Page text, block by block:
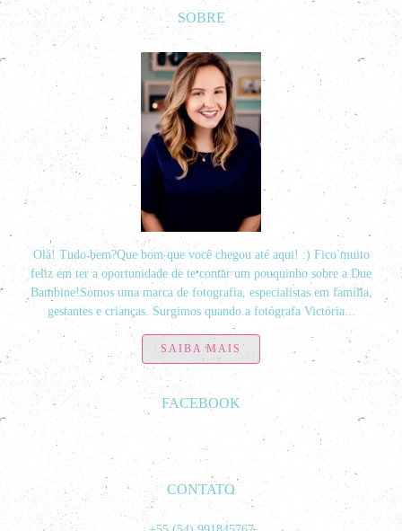
SOBRE
Olá! Tudo bem?Que bom que você chegou até aqui! :) Fico muito
feliz em ter a oportunidade de te contar um pouquinho sobre a Due
Bambine!Somos uma marca de fotografia, especialistas em família,
gestantes e crianças. Surgimos quando a fotógrafa Victória...
SAIBA MAIS
FACEBOOK
CONTATO